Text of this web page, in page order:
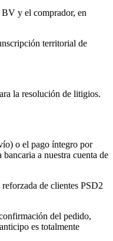
y el comprador, en
territorial de
la resolución de litigios.
o el pago íntegro por
a nuestra cuenta de
de clientes PSD2
del pedido,
es totalmente